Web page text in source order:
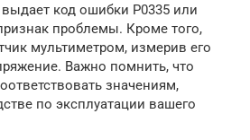
код ошибки P0335 или
проблемы. Кроме того,
мультиметром, измерив его
Важно помнить, что
значениям,
по эксплуатации вашего